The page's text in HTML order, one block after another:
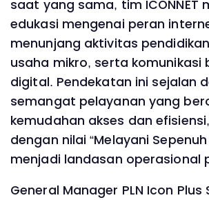
saat yang sama, tim ICONNET
edukasi mengenai peran
menunjang aktivitas
usaha mikro, serta komunikasi
digital. Pendekatan ini sejalan
semangat pelayanan yang
kemudahan akses dan
dengan nilai “Melayani
menjadi landasan operasional
General Manager PLN Icon Plus